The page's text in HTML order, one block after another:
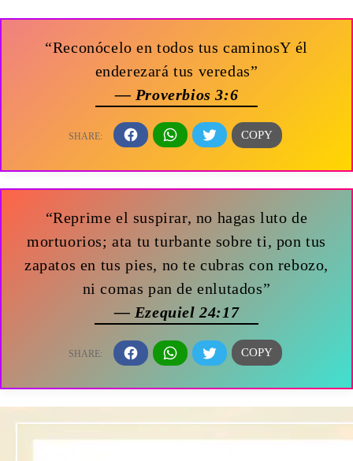
“Reconócelo en todos tus caminosY él
enderezará tus veredas”
— Proverbios 3:6
“Reprime el suspirar, no hagas luto de
mortuorios; ata tu turbante sobre ti, pon tus
zapatos en tus pies, no te cubras con rebozo,
ni comas pan de enlutados”
— Ezequiel 24:17